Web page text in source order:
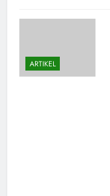
ARTIKEL